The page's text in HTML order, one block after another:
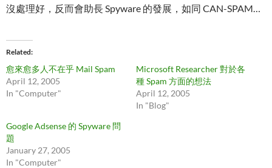
沒處理好，反而會助長 Spyware 的發展，如同 CAN-SPAM…
Related
愈來愈多人不在乎 Mail Spam
April 12, 2005
In "Computer"
Microsoft Researcher 對於各
種 Spam 方面的想法
April 12, 2005
In "Blog"
Google Adsense 的 Spyware 問
題
January 27, 2005
In "Computer"